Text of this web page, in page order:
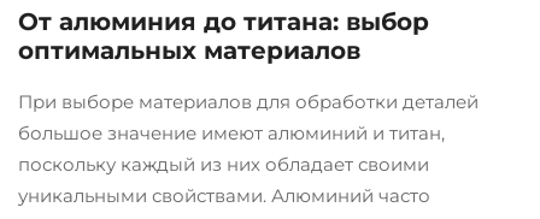
От алюминия до титана: выбор
оптимальных материалов
При выборе материалов для обработки деталей
большое значение имеют алюминий и титан,
поскольку каждый из них обладает своими
уникальными свойствами. Алюминий часто